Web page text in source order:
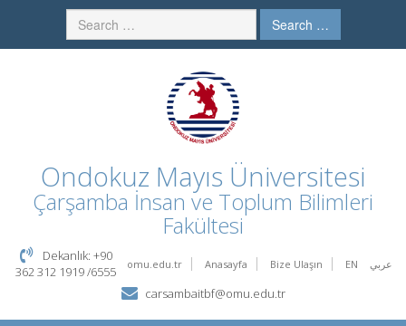
Search …
Ondokuz Mayıs Üniversitesi
Çarşamba İnsan ve Toplum Bilimleri
Fakültesi
omu.edu.tr Anasayfa Bize Ulaşın EN عربي
Dekanlık: +90
362 312 1919 /6555
carsambaitbf@omu.edu.tr